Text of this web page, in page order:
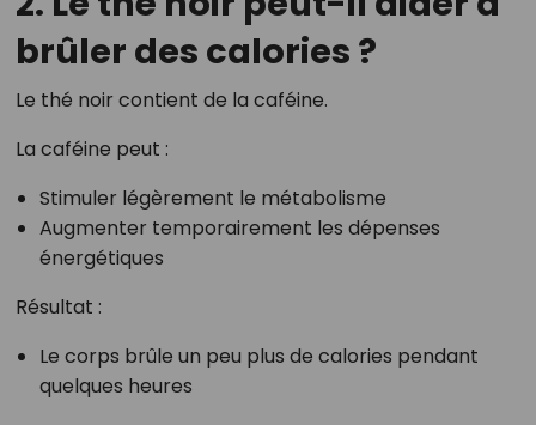
brûler des calories ?
Le thé noir contient de la caféine.
La caféine peut :
Stimuler légèrement le métabolisme
Augmenter temporairement les dépenses
énergétiques
Résultat :
Le corps brûle un peu plus de calories pendant
quelques heures